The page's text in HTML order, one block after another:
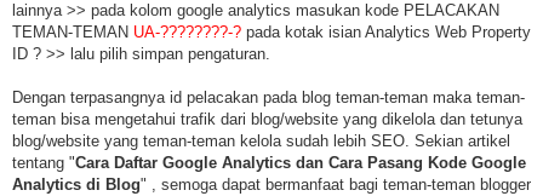
lainnya >> pada kolom google analytics masukan kode PELACAKAN
TEMAN-TEMAN UA-????????-? pada kotak isian Analytics Web Property
ID ? >> lalu pilih simpan pengaturan.
Dengan terpasangnya id pelacakan pada blog teman-teman maka teman-
teman bisa mengetahui trafik dari blog/website yang dikelola dan tetunya
blog/website yang teman-teman kelola sudah lebih SEO. Sekian artikel
tentang "Cara Daftar Google Analytics dan Cara Pasang Kode Google
Analytics di Blog" , semoga dapat bermanfaat bagi teman-teman blogger